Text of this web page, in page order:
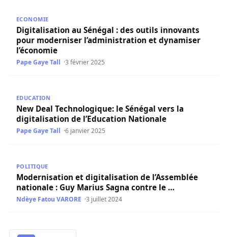
ECONOMIE
Digitalisation au Sénégal : des outils innovants
pour moderniser l’administration et dynamiser
l’économie
Pape Gaye Tall 3 février 2025
EDUCATION
New Deal Technologique: le Sénégal vers la
digitalisation de l’Education Nationale
Pape Gaye Tall 6 janvier 2025
POLITIQUE
Modernisation et digitalisation de l’Assemblée
nationale : Guy Marius Sagna contre le …
Ndèye Fatou VARORE 3 juillet 2024